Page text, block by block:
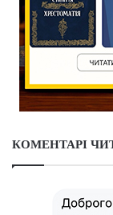
КОМЕНТАРІ